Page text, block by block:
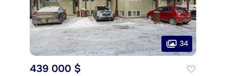
34
439 000 $